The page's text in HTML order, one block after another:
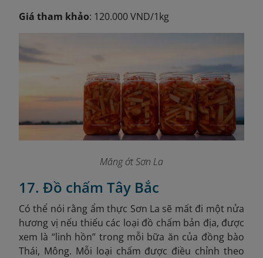
Giá tham khảo: 120.000 VND/1kg
Măng ớt Sơn La
17. Đồ chấm Tây Bắc
Có thể nói rằng ẩm thực Sơn La sẽ mất đi một nửa
hương vị nếu thiếu các loại đồ chấm bản địa, được
xem là “linh hồn” trong mỗi bữa ăn của đồng bào
Thái, Mông. Mỗi loại chấm được điều chỉnh theo